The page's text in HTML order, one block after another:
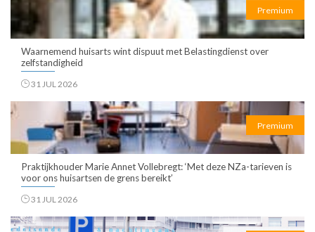
Premium
Waarnemend huisarts wint dispuut met Belastingdienst over
zelfstandigheid
31 JUL 2026
Premium
Praktijkhouder Marie Annet Vollebregt: ‘Met deze NZa-tarieven is
voor ons huisartsen de grens bereikt’
31 JUL 2026